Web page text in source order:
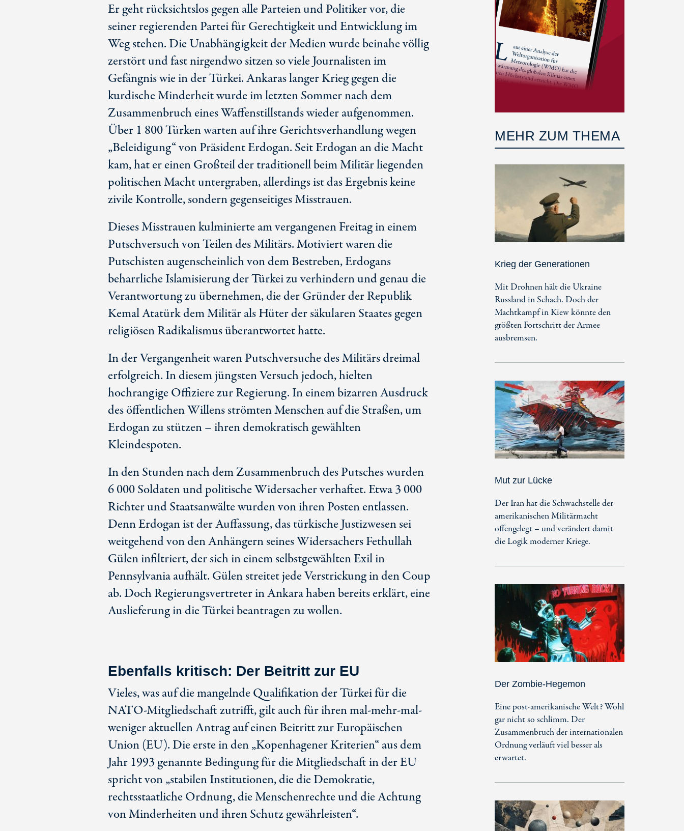
Er geht rücksichtslos gegen alle Parteien und Politiker vor, die
seiner regierenden Partei für Gerechtigkeit und Entwicklung im
Weg stehen. Die Unabhängigkeit der Medien wurde beinahe völlig
zerstört und fast nirgendwo sitzen so viele Journalisten im
Gefängnis wie in der Türkei. Ankaras langer Krieg gegen die
kurdische Minderheit wurde im letzten Sommer nach dem
Zusammenbruch eines Waffenstillstands wieder aufgenommen.
Über 1 800 Türken warten auf ihre Gerichtsverhandlung wegen
„Beleidigung“ von Präsident Erdogan. Seit Erdogan an die Macht
kam, hat er einen Großteil der traditionell beim Militär liegenden
politischen Macht untergraben, allerdings ist das Ergebnis keine
zivile Kontrolle, sondern gegenseitiges Misstrauen.
Dieses Misstrauen kulminierte am vergangenen Freitag in einem
Putschversuch von Teilen des Militärs. Motiviert waren die
Putschisten augenscheinlich von dem Bestreben, Erdogans
beharrliche Islamisierung der Türkei zu verhindern und genau die
Verantwortung zu übernehmen, die der Gründer der Republik
Kemal Atatürk dem Militär als Hüter der säkularen Staates gegen
religiösen Radikalismus überantwortet hatte.
In der Vergangenheit waren Putschversuche des Militärs dreimal
erfolgreich. In diesem jüngsten Versuch jedoch, hielten
hochrangige Offiziere zur Regierung. In einem bizarren Ausdruck
des öffentlichen Willens strömten Menschen auf die Straßen, um
Erdogan zu stützen – ihren demokratisch gewählten
Kleindespoten.
In den Stunden nach dem Zusammenbruch des Putsches wurden
6 000 Soldaten und politische Widersacher verhaftet. Etwa 3 000
Richter und Staatsanwälte wurden von ihren Posten entlassen.
Denn Erdogan ist der Auffassung, das türkische Justizwesen sei
weitgehend von den Anhängern seines Widersachers Fethullah
Gülen infiltriert, der sich in einem selbstgewählten Exil in
Pennsylvania aufhält. Gülen streitet jede Verstrickung in den Coup
ab. Doch Regierungsvertreter in Ankara haben bereits erklärt, eine
Auslieferung in die Türkei beantragen zu wollen.
Ebenfalls kritisch: Der Beitritt zur EU
Vieles, was auf die mangelnde Qualifikation der Türkei für die
NATO-Mitgliedschaft zutrifft, gilt auch für ihren mal-mehr-mal-
weniger aktuellen Antrag auf einen Beitritt zur Europäischen
Union (EU). Die erste in den „Kopenhagener Kriterien“ aus dem
Jahr 1993 genannte Bedingung für die Mitgliedschaft in der EU
spricht von „stabilen Institutionen, die die Demokratie,
rechtsstaatliche Ordnung, die Menschenrechte und die Achtung
von Minderheiten und ihren Schutz gewährleisten“.
MEHR ZUM THEMA
Krieg der Generationen
Mit Drohnen hält die Ukraine
Russland in Schach. Doch der
Machtkampf in Kiew könnte den
größten Fortschritt der Armee
ausbremsen.
Mut zur Lücke
Der Iran hat die Schwachstelle der
amerikanischen Militärmacht
offengelegt – und verändert damit
die Logik moderner Kriege.
Der Zombie-Hegemon
Eine post-amerikanische Welt? Wohl
gar nicht so schlimm. Der
Zusammenbruch der internationalen
Ordnung verläuft viel besser als
erwartet.